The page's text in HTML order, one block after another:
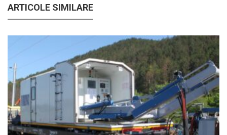
ARTICOLE SIMILARE